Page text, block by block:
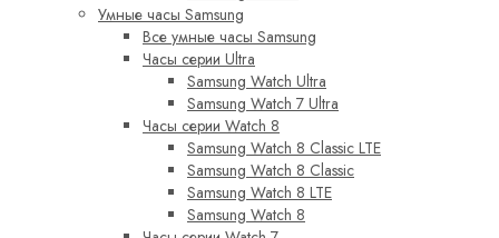
Умные часы Samsung
Все умные часы Samsung
Часы серии Ultra
Samsung Watch Ultra
Samsung Watch 7 Ultra
Часы серии Watch 8
Samsung Watch 8 Classic LTE
Samsung Watch 8 Classic
Samsung Watch 8 LTE
Samsung Watch 8